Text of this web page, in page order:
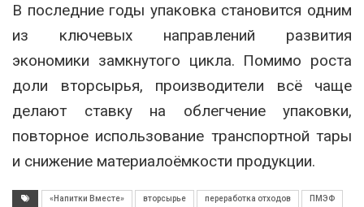
В последние годы упаковка становится одним
из ключевых направлений развития
экономики замкнутого цикла. Помимо роста
доли вторсырья, производители всё чаще
делают ставку на облегчение упаковки,
повторное использование транспортной тары
и снижение материалоёмкости продукции.
«Напитки Вместе» вторсырье переработка отходов ПМЭФ